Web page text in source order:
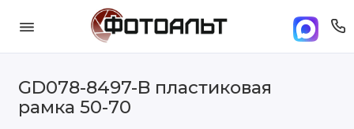
GD078-8497-B пластиковая
рамка 50-70